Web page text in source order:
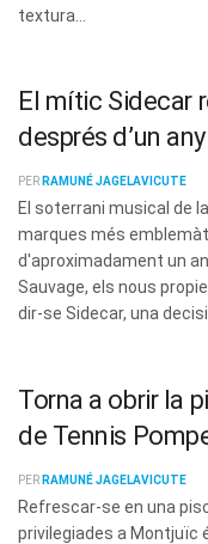
textura...
El mític Sidecar
després d’un
PER RAMUNÉ JAGELAVICUTE
El soterrani musical de
marques més
d'aproximadament un
Sauvage, els nous
dir-se Sidecar, una
Torna a obrir la
de Tennis
PER RAMUNÉ JAGELAVICUTE
Refrescar-se en una
privilegiades a Montjuïc